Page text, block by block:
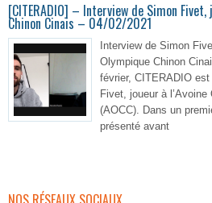
[CITERADIO] – Interview de Simon Fivet,
Chinon Cinais – 04/02/2021
Interview de Simon
Olympique Chinon
février, CITERADIO
Fivet, joueur à
(AOCC). Dans un
présenté avant